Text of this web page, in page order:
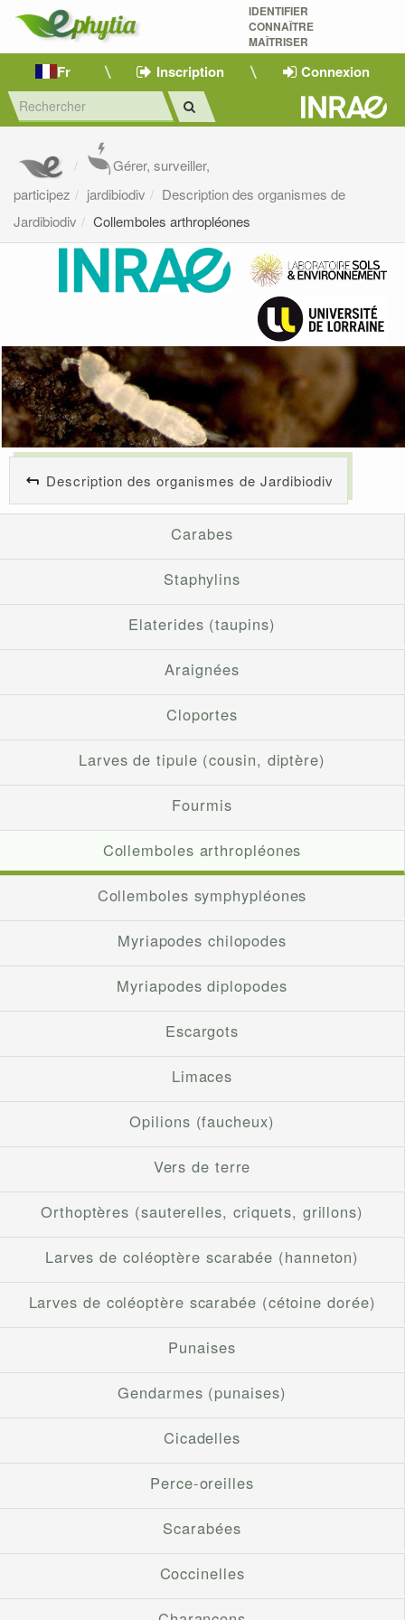
IDENTIFIER
CONNAÎTRE
MAÎTRISER
Fr Inscription Connexion
Gérer, surveiller,
participez
jardibiodiv
Description des organismes de
Jardibiodiv
Collemboles arthropléones
Description des organismes de Jardibiodiv
Carabes
Staphylins
Elaterides (taupins)
Araignées
Cloportes
Larves de tipule (cousin, diptère)
Fourmis
Collemboles arthropléones
Collemboles symphypléones
Myriapodes chilopodes
Myriapodes diplopodes
Escargots
Limaces
Opilions (faucheux)
Vers de terre
Orthoptères (sauterelles, criquets, grillons)
Larves de coléoptère scarabée (hanneton)
Larves de coléoptère scarabée (cétoine dorée)
Punaises
Gendarmes (punaises)
Cicadelles
Perce-oreilles
Scarabées
Coccinelles